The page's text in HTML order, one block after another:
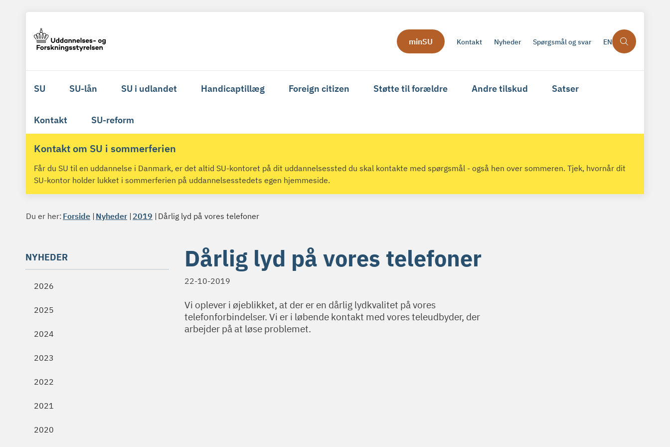
minSU Kontakt Nyheder Spørgsmål og svar EN
SU SU-lån SU i udlandet Handicaptillæg Foreign citizen Støtte til forældre Andre tilskud Satser
Kontakt SU-reform
Kontakt om SU i sommerferien
Får du SU til en uddannelse i Danmark, er det altid SU-kontoret på dit uddannelsessted du skal kontakte med spørgsmål - også hen over sommeren. Tjek, hvornår dit
SU-kontor holder lukket i sommerferien på uddannelsesstedets egen hjemmeside.
Du er her: Forside Nyheder 2019 Dårlig lyd på vores telefoner
NYHEDER
2026
2025
2024
2023
2022
2021
2020
Dårlig lyd på vores telefoner
22-10-2019
Vi oplever i øjeblikket, at der er en dårlig lydkvalitet på vores
telefonforbindelser. Vi er i løbende kontakt med vores teleudbyder, der
arbejder på at løse problemet.